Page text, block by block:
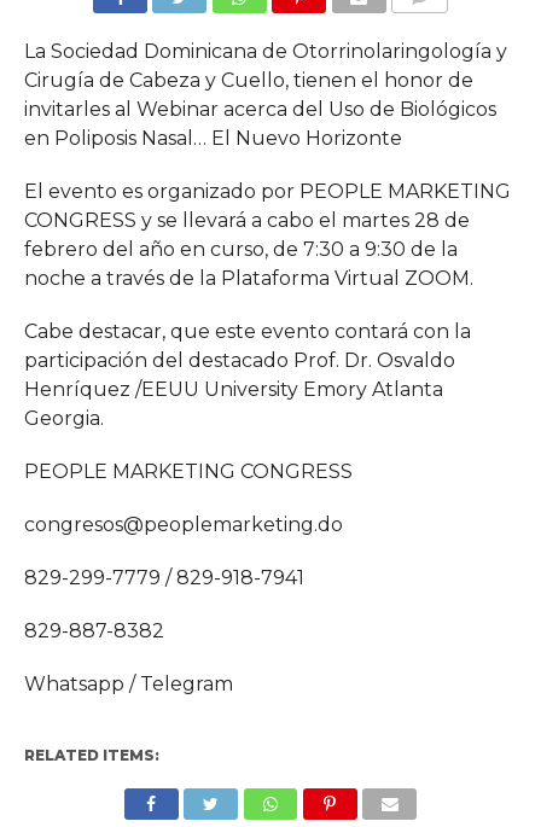
La Sociedad Dominicana de Otorrinolaringología y
Cirugía de Cabeza y Cuello, tienen el honor de
invitarles al Webinar acerca del Uso de Biológicos
en Poliposis Nasal… El Nuevo Horizonte
El evento es organizado por PEOPLE MARKETING
CONGRESS y se llevará a cabo el martes 28 de
febrero del año en curso, de 7:30 a 9:30 de la
noche a través de la Plataforma Virtual ZOOM.
Cabe destacar, que este evento contará con la
participación del destacado Prof. Dr. Osvaldo
Henríquez /EEUU University Emory Atlanta
Georgia.
PEOPLE MARKETING CONGRESS
congresos@peoplemarketing.do
829-299-7779 / 829-918-7941
829-887-8382
Whatsapp / Telegram
RELATED ITEMS: